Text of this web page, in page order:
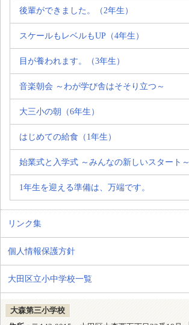
後輩ができました。（2年生）
スケールもレベルもUP（4年生）
目が養われます。（3年生）
音楽朝会 ～わが学び舎はそそり立つ～
大三小の朝（6年生）
はじめての給食（1年生）
始業式と入学式 ～みんなの新しいスタート～
1年生を迎える準備は、万端です。
リンク集
個人情報保護方針
大田区立小中学校一覧
大森第三小学校